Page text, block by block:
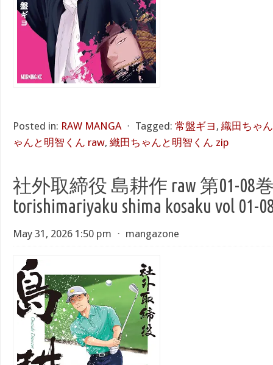
Posted in: RAW MANGA ⋅ Tagged: 常盤ギヨ , 織田ちゃ
ゃんと明智くん raw, 織田ちゃんと明智くん zip
社外取締役 島耕作 raw 第01-08巻
torishimariyaku shima kosaku vol 01-
May 31, 2026 1:50 pm ⋅ mangazone